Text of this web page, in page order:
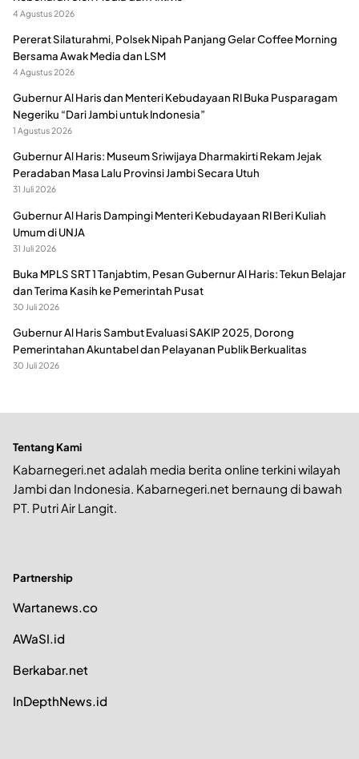
4 Agustus 2026
Pererat Silaturahmi, Polsek Nipah Panjang Gelar Coffee Morning
Bersama Awak Media dan LSM
4 Agustus 2026
Gubernur Al Haris dan Menteri Kebudayaan RI Buka Pusparagam
Negeriku “Dari Jambi untuk Indonesia”
1 Agustus 2026
Gubernur Al Haris: Museum Sriwijaya Dharmakirti Rekam Jejak
Peradaban Masa Lalu Provinsi Jambi Secara Utuh
31 Juli 2026
Gubernur Al Haris Dampingi Menteri Kebudayaan RI Beri Kuliah
Umum di UNJA
31 Juli 2026
Buka MPLS SRT 1 Tanjabtim, Pesan Gubernur Al Haris: Tekun Belajar
dan Terima Kasih ke Pemerintah Pusat
30 Juli 2026
Gubernur Al Haris Sambut Evaluasi SAKIP 2025, Dorong
Pemerintahan Akuntabel dan Pelayanan Publik Berkualitas
30 Juli 2026
Tentang Kami
Kabarnegeri.net adalah media berita online terkini wilayah
Jambi dan Indonesia. Kabarnegeri.net bernaung di bawah
PT. Putri Air Langit.
Partnership
Wartanews.co
AWaSI.id
Berkabar.net
InDepthNews.id